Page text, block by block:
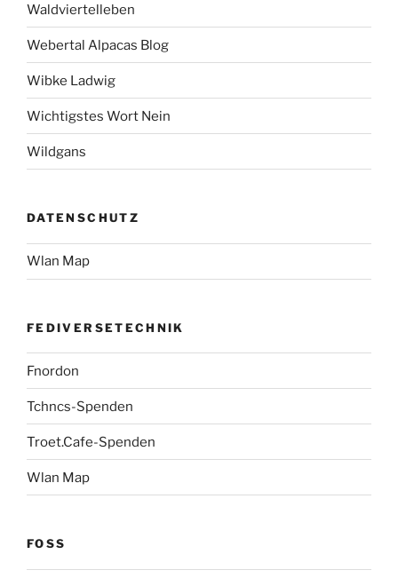
Waldviertelleben
Webertal Alpacas Blog
Wibke Ladwig
Wichtigstes Wort Nein
Wildgans
DATENSCHUTZ
Wlan Map
FEDIVERSETECHNIK
Fnordon
Tchncs-Spenden
Troet.Cafe-Spenden
Wlan Map
FOSS